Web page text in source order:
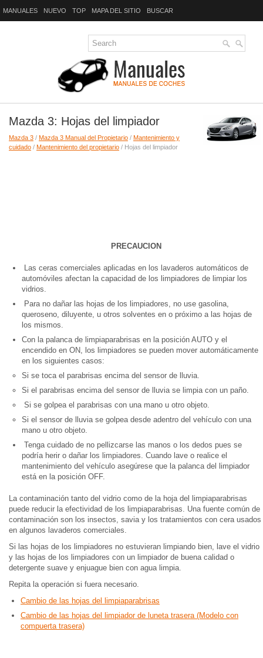
MANUALES NUEVO TOP MAPA DEL SITIO BUSCAR
Mazda 3: Hojas del limpiador
Mazda 3 / Mazda 3 Manual del Propietario / Mantenimiento y
cuidado / Mantenimiento del propietario / Hojas del limpiador
PRECAUCION
Las ceras comerciales aplicadas en los lavaderos automáticos de
automóviles afectan la capacidad de los limpiadores de limpiar los
vidrios.
Para no dañar las hojas de los limpiadores, no use gasolina,
queroseno, diluyente, u otros solventes en o próximo a las hojas de
los mismos.
Con la palanca de limpiaparabrisas en la posición AUTO y el
encendido en ON, los limpiadores se pueden mover automáticamente
en los siguientes casos:
Si se toca el parabrisas encima del sensor de lluvia.
Si el parabrisas encima del sensor de lluvia se limpia con un paño.
Si se golpea el parabrisas con una mano u otro objeto.
Si el sensor de lluvia se golpea desde adentro del vehículo con una
mano u otro objeto.
Tenga cuidado de no pellizcarse las manos o los dedos pues se
podría herir o dañar los limpiadores. Cuando lave o realice el
mantenimiento del vehículo asegúrese que la palanca del limpiador
está en la posición OFF.
La contaminación tanto del vidrio como de la hoja del limpiaparabrisas
puede reducir la efectividad de los limpiaparabrisas. Una fuente común de
contaminación son los insectos, savia y los tratamientos con cera usados
en algunos lavaderos comerciales.
Si las hojas de los limpiadores no estuvieran limpiando bien, lave el vidrio
y las hojas de los limpiadores con un limpiador de buena calidad o
detergente suave y enjuague bien con agua limpia.
Repita la operación si fuera necesario.
Cambio de las hojas del limpiaparabrisas
Cambio de las hojas del limpiador de luneta trasera (Modelo con
compuerta trasera)